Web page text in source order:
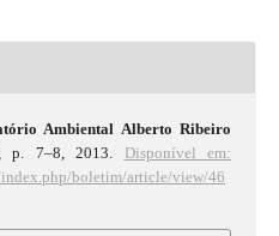
Ambiental Alberto Ribeiro
7–8, 2013. Disponível em:
boletim/article/view/46